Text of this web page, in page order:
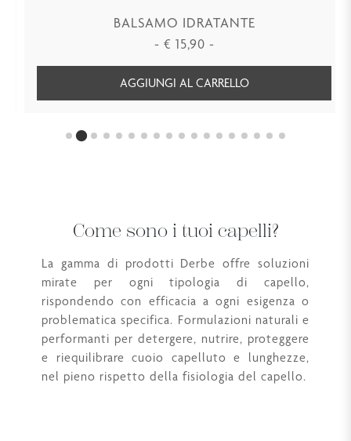
BALSAMO IDRATANTE
-€ 15,90-
AGGIUNGI AL CARRELLO
Come sono i tuoi capelli?
La gamma di prodotti Derbe offre soluzioni
mirate per ogni tipologia di capello,
rispondendo con efficacia a ogni esigenza o
problematica specifica. Formulazioni naturali e
performanti per detergere, nutrire, proteggere
e riequilibrare cuoio capelluto e lunghezze,
nel pieno rispetto della fisiologia del capello.